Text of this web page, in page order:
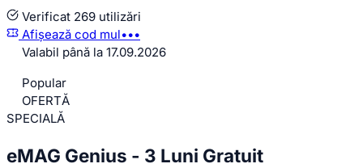
Verificat 269 utilizări
Afișează cod mul•••
Valabil până la 17.09.2026
Popular
OFERTĂ
SPECIALĂ
eMAG Genius - 3 Luni Gratuit